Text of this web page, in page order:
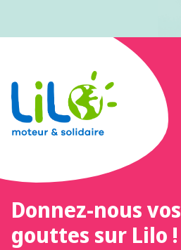
Donnez-nous vos
gouttes sur Lilo !